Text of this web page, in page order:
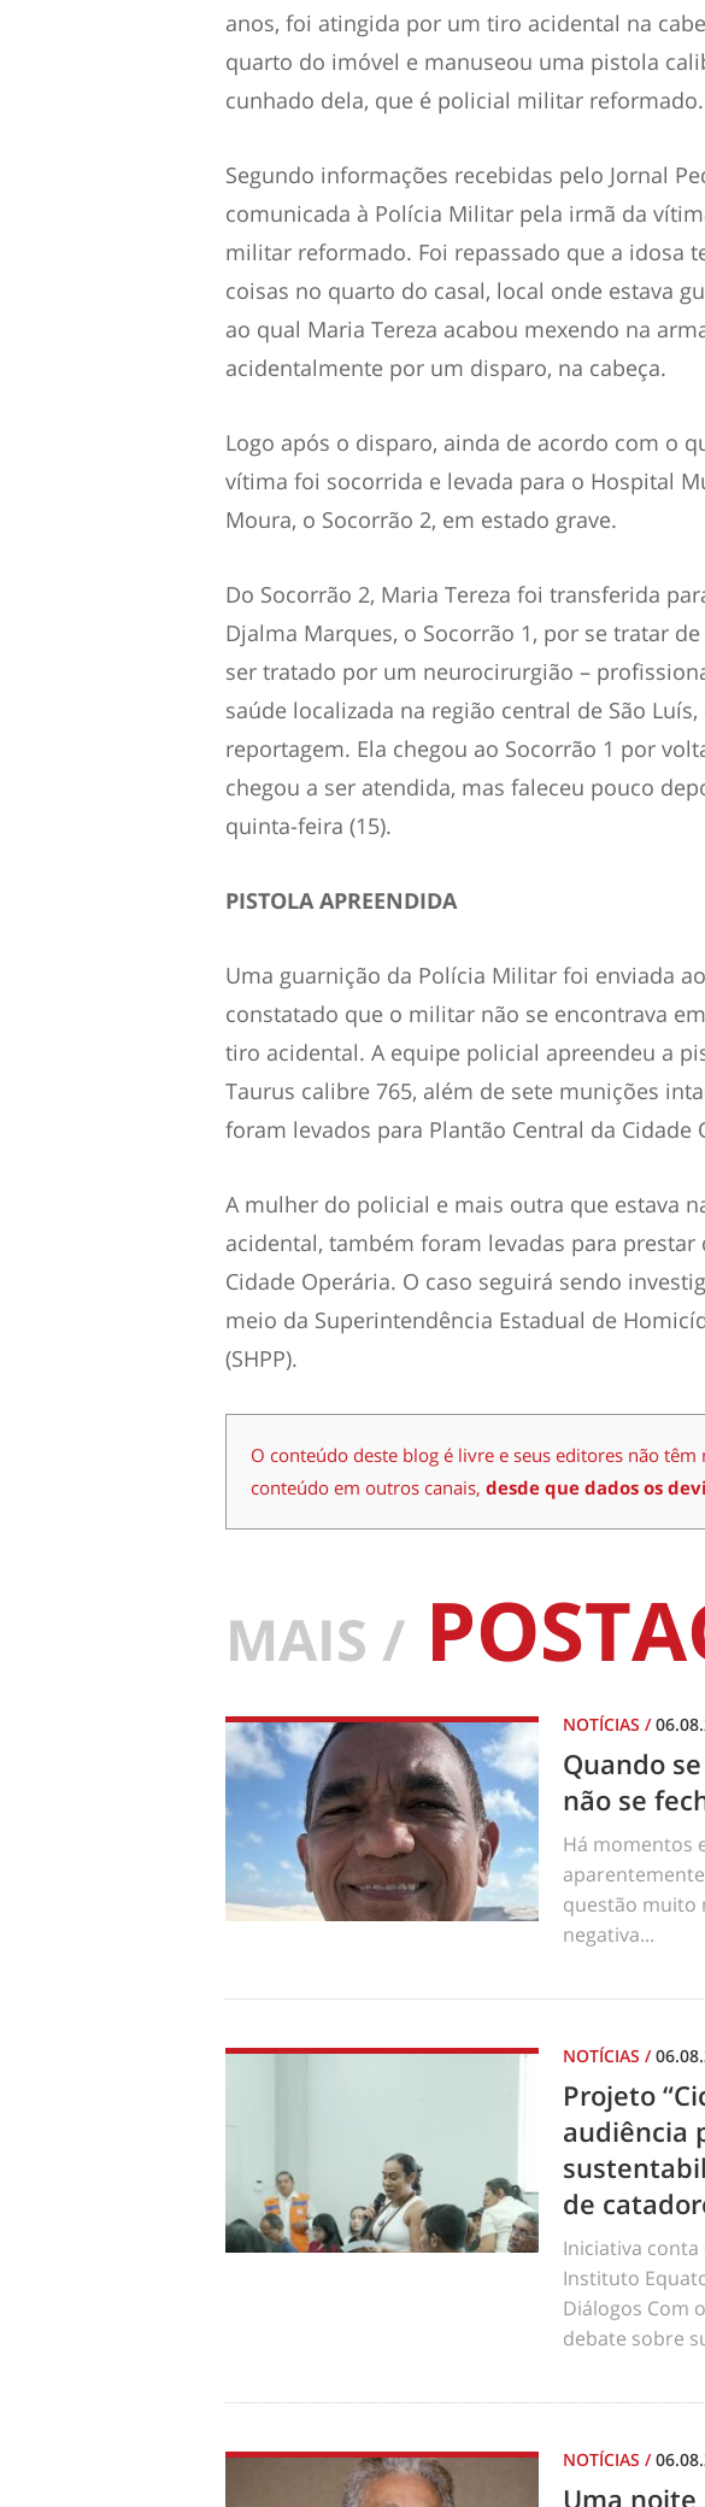
anos, foi atingida por um tiro acidental na
quarto do imóvel e manuseou uma pistola
cunhado dela, que é policial militar reformado.
Segundo informações recebidas pelo Jornal
comunicada à Polícia Militar pela irmã da
militar reformado. Foi repassado que a idosa
coisas no quarto do casal, local onde estava
ao qual Maria Tereza acabou mexendo na
acidentalmente por um disparo, na cabeça.
Logo após o disparo, ainda de acordo com o
vítima foi socorrida e levada para o Hospital
Moura, o Socorrão 2, em estado grave.
Do Socorrão 2, Maria Tereza foi transferida
Djalma Marques, o Socorrão 1, por se tratar
ser tratado por um neurocirurgião –
saúde localizada na região central de São
reportagem. Ela chegou ao Socorrão 1 por
chegou a ser atendida, mas faleceu pouco
quinta-feira (15).
PISTOLA APREENDIDA
Uma guarnição da Polícia Militar foi enviada
constatado que o militar não se encontrava
tiro acidental. A equipe policial apreendeu a
Taurus calibre 765, além de sete munições
foram levados para Plantão Central da Cidade
A mulher do policial e mais outra que estava
acidental, também foram levadas para
Cidade Operária. O caso seguirá sendo
meio da Superintendência Estadual de
(SHPP).
O conteúdo deste blog é livre e seus editores não
conteúdo em outros canais, desde que dados os
MAIS /
NOTÍCIAS /
Quando
não se
Há momentos
questão muito
negativa...
NOTÍCIAS /
Projeto
audiência
de
Iniciativa
Instituto
Diálogos Com
debate sobre
NOTÍCIAS /
Uma noite